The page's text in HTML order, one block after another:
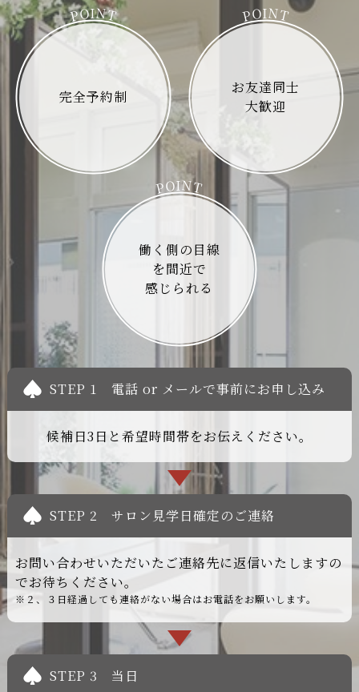
POINT
完全予約制
POINT
お友達同士
大歓迎
POINT
働く側の目線
を間近で
感じられる
STEP 1 電話 or メールで事前にお申し込み
候補日3日と希望時間帯をお伝えください。
STEP 2 サロン見学日確定のご連絡
お問い合わせいただいたご連絡先に返信いたしますの
でお待ちください。
※２、３日経過しても連絡がない場合はお電話をお願いします。
STEP 3 当日